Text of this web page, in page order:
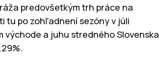
predovšetkým trh práce na
tu po zohľadnení sezóny v júli
východe a juhu stredného Slovenska